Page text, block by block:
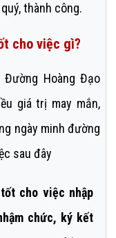
thành công.
cho việc gì?
Hoàng Đạo
giá trị may mắn,
ngày minh đường
sau đây
cho việc nhập
chức, ký kết